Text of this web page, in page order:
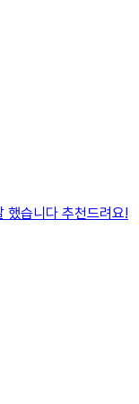
했습니다 추천드려요!